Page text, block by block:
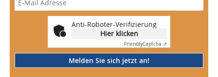
Anti-Roboter-Verifizierung
Hier klicken
FriendlyCaptcha ⇗
Melden Sie sich jetzt an!